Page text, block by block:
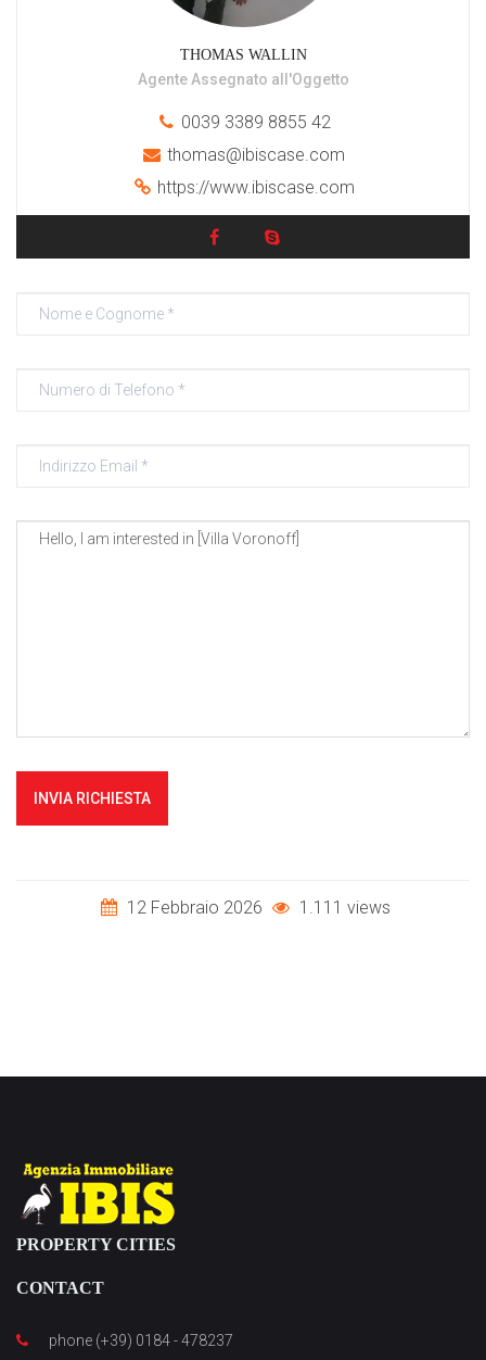
THOMAS WALLIN
Agente Assegnato all'Oggetto
0039 3389 8855 42
thomas@ibiscase.com
https://www.ibiscase.com
INVIA RICHIESTA
12 Febbraio 2026 1.111 views
PROPERTY CITIES
CONTACT
phone (+39) 0184 - 478237